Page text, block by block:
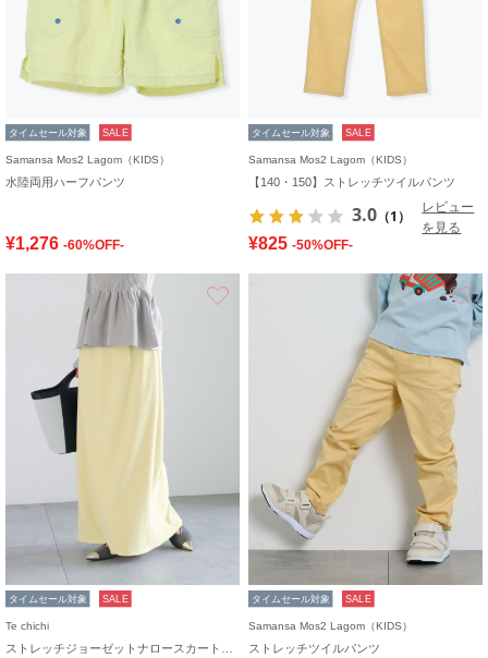
タイムセール対象 SALE
Samansa Mos2 Lagom（KIDS）
水陸両用ハーフパンツ
¥1,276 -60%OFF-
タイムセール対象 SALE
Samansa Mos2 Lagom（KIDS）
【140・150】ストレッチツイルパンツ
3.0 （1）
レビュー
を見る
¥825 -50%OFF-
タイムセール対象 SALE
Te chichi
タイムセール対象 SALE
Samansa Mos2 Lagom（KIDS）
ストレッチツイルパンツ